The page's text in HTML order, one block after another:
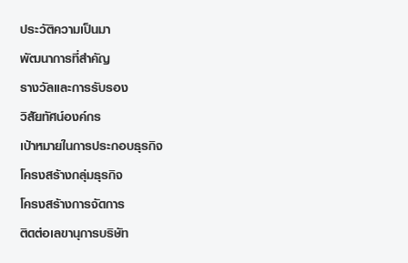
ประวัติความเป็นมา
พัฒนาการที่สำคัญ
รางวัลและการรับรอง
วิสัยทัศน์องค์กร
เป้าหมายในการประกอบธุรกิจ
โครงสร้างกลุ่มธุรกิจ
โครงสร้างการจัดการ
ติดต่อเลขานุการบริษัท